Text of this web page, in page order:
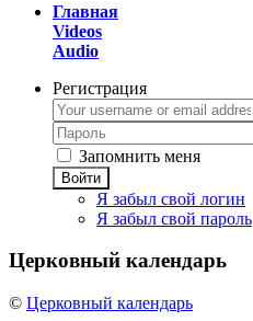
Главная
Videos
Audio
Регистрация
Запомнить меня
Войти
Я забыл свой логин
Я забыл свой пароль
Церковный календарь
© Церковный календарь